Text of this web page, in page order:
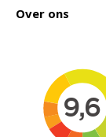
Over ons